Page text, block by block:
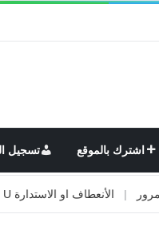
اشترك بالموقع تسجيل
الأنعطاف او الاستدارة U في الطريق